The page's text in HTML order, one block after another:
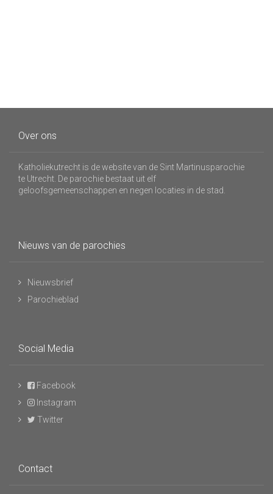
Over ons
Katholiekutrecht is de website van de Sint Martinusparochie
te Utrecht. De parochie bestaat uit elf
geloofsgemeenschappen en negen locaties in de stad.
Nieuws van de parochies
Nieuwsbrief
Parochieblad
Social Media
Facebook
Instagram
Twitter
Contact